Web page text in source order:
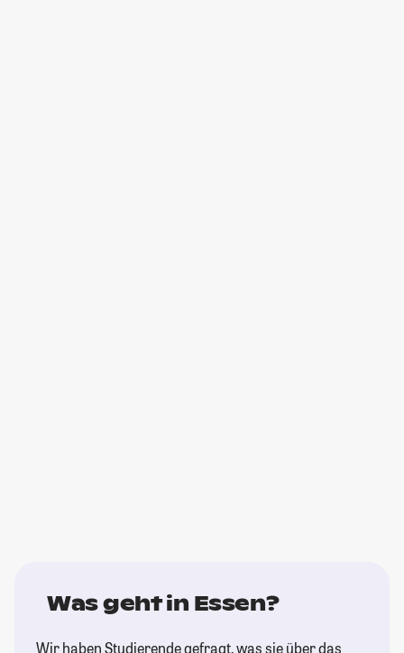
Was geht in Essen?
Wir haben Studierende gefragt, was sie über das